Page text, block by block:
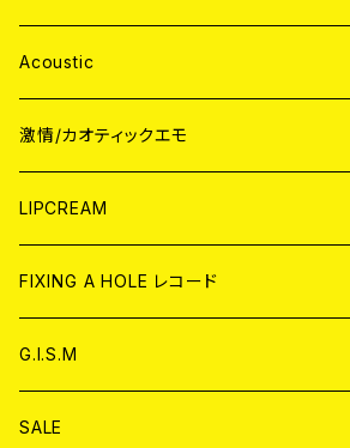
Acoustic
JAPAN
CD
ANALOG
WORLD
CD
ANALOG
激情/カオティックエモ
JAPAN
CD
ANALOG
WORLD
CD
ANALOG
LIPCREAM
CD
アナログ
DVD
FIXING A HOLE レコード
G.I.S.M
CD
SALE